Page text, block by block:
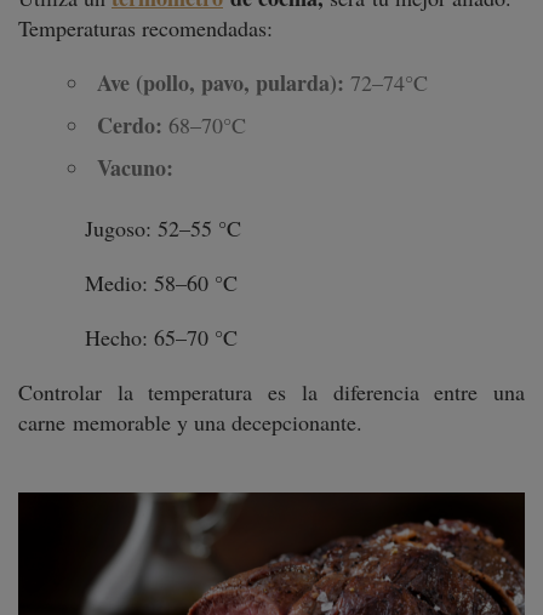
Temperaturas recomendadas:
Ave (pollo, pavo, pularda): 72–74°C
Cerdo: 68–70°C
Vacuno:
Jugoso: 52–55 °C
Medio: 58–60 °C
Hecho: 65–70 °C
Controlar la temperatura es la diferencia entre una
carne memorable y una decepcionante.